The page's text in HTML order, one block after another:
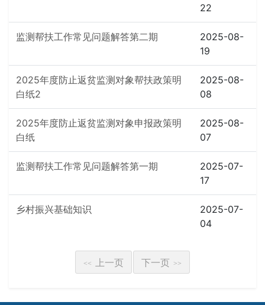
22
监测帮扶工作常见问题解答第二期
2025-08-
19
2025年度防止返贫监测对象帮扶政策明
白纸2
2025-08-
08
2025年度防止返贫监测对象申报政策明
白纸
2025-08-
07
监测帮扶工作常见问题解答第一期
2025-07-
17
乡村振兴基础知识
2025-07-
04
<< 上一页 下一页 >>